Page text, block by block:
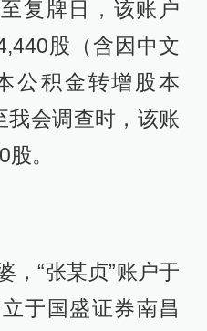
复牌日，该账户
股（含因中文
公积金转增股本
我会调查时，该账
。
，“张某贞”账户于
于国盛证券南昌